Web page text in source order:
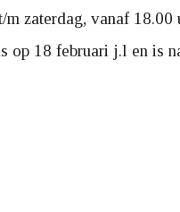
m zaterdag, vanaf
op 18 februari j.l en is